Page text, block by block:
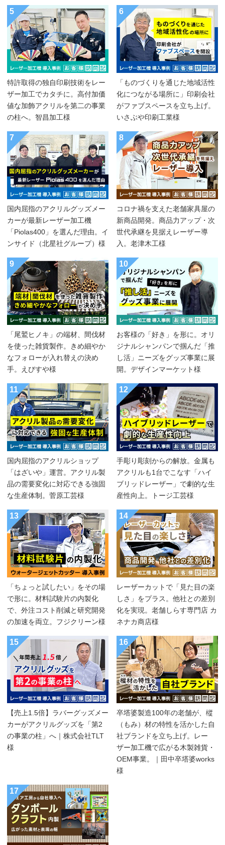
5
特許取得の独自印刷技術をレー
ザー加工でカタチに。高付加価
値な加飾アクリルを第二の事業
の柱へ。智昌加工様
6
「ものづくりを通じた地域活性
化につながる場所に」印刷会社
がファブスペースを立ち上げ。
いさぶや印刷工業様
7
国内屈指のアクリルグッズメー
カーが最新レーザー加工機
「Piolas400」を選んだ理由。イ
ンサイド（北星社グループ）様
8
コロナ禍を支えた老舗家具屋の
新商品開発。商品力アップ・次
世代承継を見据えレーザー導
入。老津木工様
9
「尾鷲ヒノキ」の端材、間伐材
を使った雑貨製作。きめ細やか
なフォローが入れ替えの決め
手。えびすや様
10
お客様の「好き」を形に。オリ
ジナルシャンパンで掴んだ「推
し活」ニーズをグッズ事業に展
開。デザインマーケット様
11
国内屈指のアクリルショップ
「はざいや」運営。アクリル製
品の需要変化に対応できる強固
な生産体制。菅原工芸様
12
手彫り彫刻からの解放。金属も
アクリルも1台でこなす「ハイ
ブリッドレーザー」で劇的な生
産性向上。トージ工芸様
13
「ちょっと試したい」をその場
で形に。材料試験片の内製化
で、外注コスト削減と研究開発
の加速を両立。フジクリーン様
14
レーザーカットで「見た目の楽
しさ」をプラス。他社との差別
化を実現。老舗しらす専門店 カ
ネナカ商店様
15
【売上1.5倍】ラバーグッズメー
カーがアクリルグッズを「第2
の事業の柱」へ｜株式会社TLT
様
16
卒塔婆製造100年の老舗が、樅
（もみ）材の特性を活かした自
社ブランドを立ち上げ。レー
ザー加工機で広がる木製雑貨・
OEM事業。｜田中卒塔婆works
様
17